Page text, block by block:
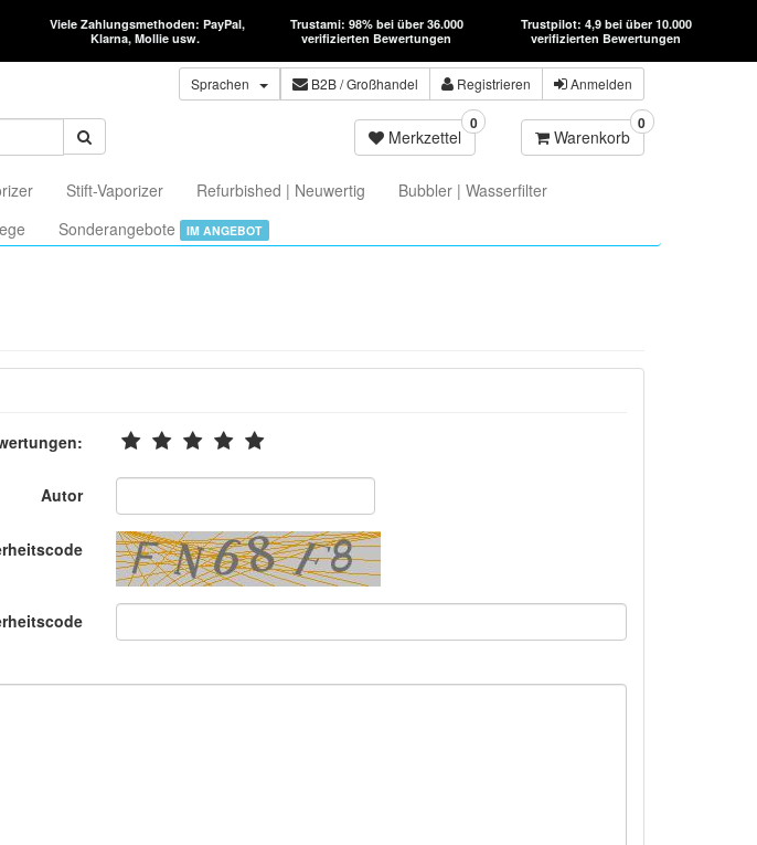
Viele Zahlungsmethoden: PayPal,
Klarna, Mollie usw.
Trustami: 98% bei über 36.000
verifizierten Bewertungen
Trustpilot: 4,9 bei über 10.000
verifizierten Bewertungen
Sprachen B2B/ Großhandel Registrieren Anmelden
Merkzettel
0 0
Warenkorb
Stift-Vaporizer Refurbished | Neuwertig
Bubbler | Wasserfilter
Sonderangebote IM ANGEBOT
Autor